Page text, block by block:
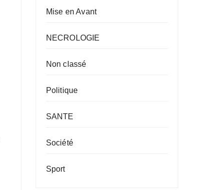
Mise en Avant
NECROLOGIE
Non classé
Politique
SANTE
Société
Sport